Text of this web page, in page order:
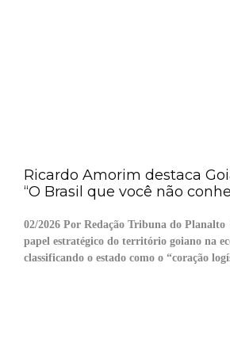
Ricardo Amorim destaca
“O Brasil que você não
02/2026 Por Redação Tribuna do
papel estratégico do território goiano na
classificando o estado como o “coração